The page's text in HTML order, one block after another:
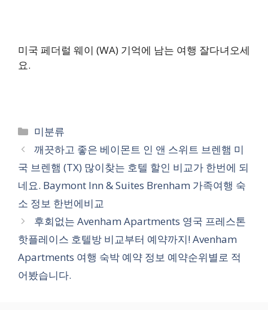
미국 페더럴 웨이 (WA) 기억에 남는 여행 잘다녀오세
요.
카
테
고
리
미분류
깨끗하고 좋은 베이몬트 인 앤 스위트 브렌햄 미
국 브렌햄 (TX) 많이찾는 호텔 할인 비교가 한번에 되
네요. Baymont Inn & Suites Brenham 가족여행 숙
소 정보 한번에비교
후회없는 Avenham Apartments 영국 프레스톤
핫플레이스 호텔방 비교부터 예약까지! Avenham
Apartments 여행 숙박 예약 정보 예약순위별로 적
어봤습니다.